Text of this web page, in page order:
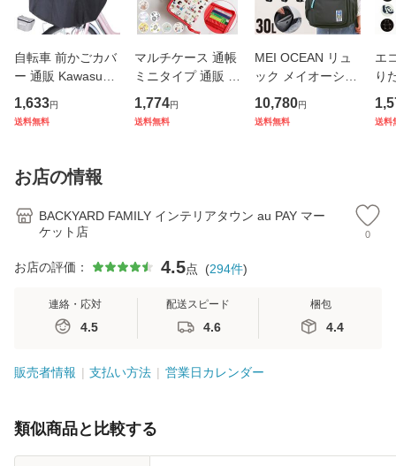
自転車 前かごカバ
ー 通販 Kawasumi
カワスミ 前カゴカ
バー バスケット カ
カバー 前 Keia＋
かわ
1,633円
送料無料
マルチケース 通帳
ミニタイプ 通販 母
子手帳ケース お薬
手帳 ポーチ 通帳ケ
1,774円
送料無料
MEI OCEAN リュ
ック メイオーシャ
ン 6206 通販 リュ
ックサック バック
10,780円
送料無料
エ
り
ト
ア
送料
お店の情報
BACKYARD FAMILY インテリアタウン au PAY マー
ケット店
0
お店の評価： 4.5点 (294件)
連絡・応対
4.5
配送スピード
4.6
梱包
4.4
販売者情報 支払い方法 営業日カレンダー
類似商品と比較する